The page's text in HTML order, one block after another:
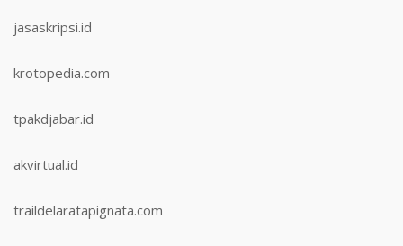
jasaskripsi.id
krotopedia.com
tpakdjabar.id
akvirtual.id
traildelaratapignata.com